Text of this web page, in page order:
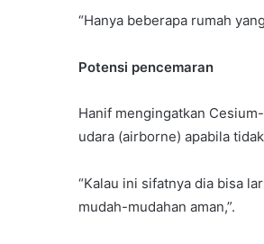
“Hanya beberapa rumah
Potensi pencemaran
Hanif mengingatkan
udara (airborne) apabila
“Kalau ini sifatnya dia bisa
mudah-mudahan aman,”.